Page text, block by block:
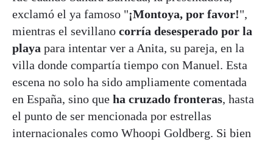
exclamó el ya famoso "¡Montoya, por favor!",
mientras el sevillano corría desesperado por la
playa para intentar ver a Anita, su pareja, en la
villa donde compartía tiempo con Manuel. Esta
escena no solo ha sido ampliamente comentada
en España, sino que ha cruzado fronteras, hasta
el punto de ser mencionada por estrellas
internacionales como Whoopi Goldberg. Si bien